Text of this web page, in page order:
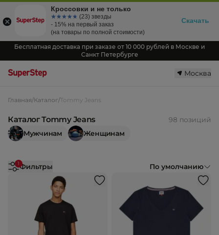
Бесплатная доставка при заказе от 10 000 рублей в Москве и
Санкт Петербурге
Москва
Главная/Каталог/ Tommy Jeans
Каталог Tommy Jeans
98 позиций
Мужчинам
Женщинам
1Фильтры По умолчанию
Кроссовки и не только
☆☆☆☆☆
★★★★★ (23) звезды
- 15% на первый заказ
(на товары по полной стоимости)
Скачать